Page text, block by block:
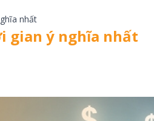
nhất
gian ý nghĩa nhất